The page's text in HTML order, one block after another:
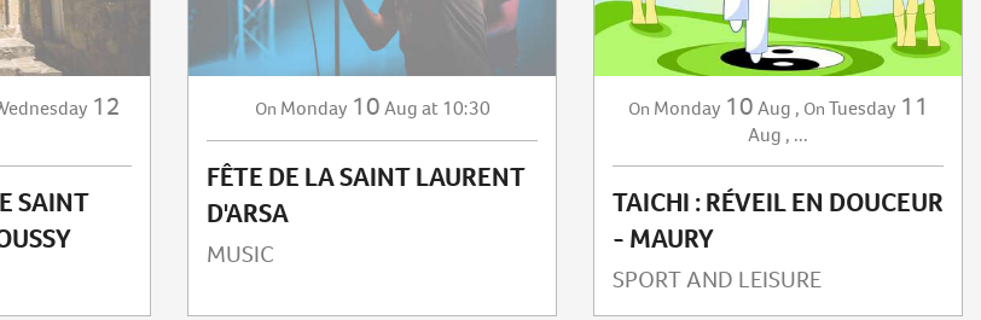
12
SAINT
On Monday 10Augat 10:30
FÊTE DE LA SAINT LAURENT
D'ARSA
MUSIC
On Monday 10Aug , On Tuesday 11
Aug , ...
TAICHI : RÉVEIL EN DOUCEUR
- MAURY
SPORT AND LEISURE